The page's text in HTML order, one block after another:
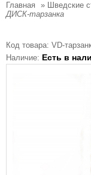
Главная » Шведские
ДИСК-тарзанка
Код товара: VD-
Наличие: Есть в